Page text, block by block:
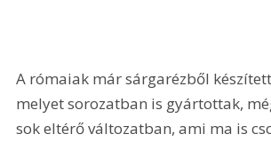
A rómaiak már sárgarézből
melyet sorozatban is gyártottak,
sok eltérő változatban, ami ma is